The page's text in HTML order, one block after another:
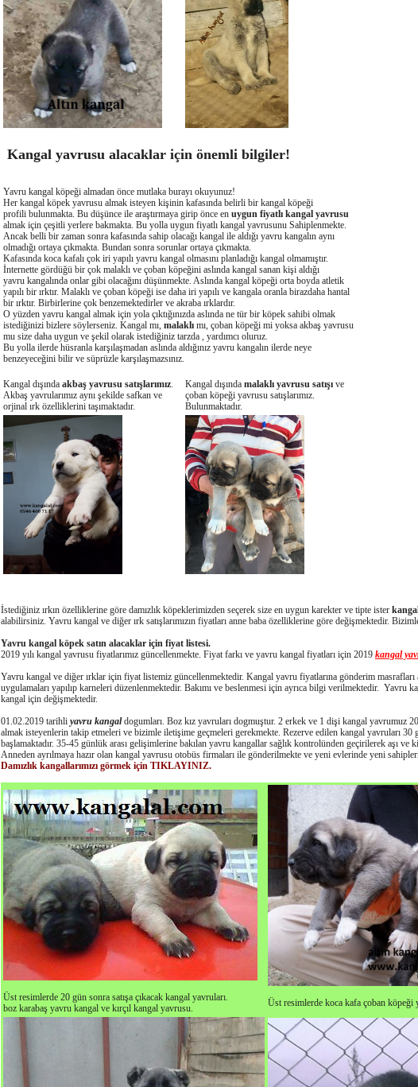
Kangal yavrusu alacaklar için önemli bilgiler!
Yavru kangal köpeği almadan önce mutlaka burayı okuyunuz!
Her kangal köpek yavrusu almak isteyen kişinin kafasında belirli bir kangal köpeği
profili bulunmakta. Bu düşünce ile araştırmaya girip önce en uygun fiyatlı kangal yavrusu
almak için çeşitli yerlere bakmakta. Bu yolla uygun fiyatlı kangal yavrusunu Sahiplenmekte.
Ancak belli bir zaman sonra kafasında sahip olacağı kangal ile aldığı yavru kangalın aynı
olmadığı ortaya çıkmakta. Bundan sonra sorunlar ortaya çıkmakta.
Kafasında koca kafalı çok iri yapılı yavru kangal olmasını planladığı kangal olmamıştır.
İnternette gördüğü bir çok malaklı ve çoban köpeğini aslında kangal sanan kişi aldığı
yavru kangalında onlar gibi olacağını düşünmekte. Aslında kangal köpeği orta boyda atletik
yapılı bir ırktır. Malaklı ve çoban köpeği ise daha iri yapılı ve kangala oranla birazdaha hantal
bir ırktır. Birbirlerine çok benzemektedirler ve akraba ırklardır.
O yüzden yavru kangal almak için yola çıktığınızda aslında ne tür bir köpek sahibi olmak
istediğinizi bizlere söylerseniz. Kangal mı, malaklı mı, çoban köpeği mi yoksa akbaş yavrusu
mu size daha uygun ve şekil olarak istediğiniz tarzda , yardımcı oluruz.
Bu yolla ilerde hüsranla karşılaşmadan aslında aldığınız yavru kangalın ilerde neye
benzeyeceğini bilir ve süprüzle karşılaşmazsınız.
Kangal dışında akbaş yavrusu satışlarımız.
Akbaş yavrularımız aynı şekilde safkan ve
orjinal ırk özelliklerini taşımaktadır.
Kangal dışında malaklı yavrusu satışı ve
çoban köpeği yavrusu satışlarımız.
Bulunmaktadır.
İstediğiniz ırkın özelliklerine göre damızlık köpeklerimizden seçerek size en uygun karekter ve tipte ister
alabilirsiniz. Yavru kangal ve diğer ırk satışlarımızın fiyatları anne baba özelliklerine göre değişmektedir.
Yavru kangal köpek satın alacaklar için fiyat listesi.
2019 yılı kangal yavrusu fiyatlarımız güncellenmekte. Fiyat farkı ve yavru kangal fiyatları için 2019 kangal
Yavru kangal ve diğer ırklar için fiyat listemiz güncellenmektedir. Kangal yavru fiyatlarına gönderim
uygulamaları yapılıp karneleri düzenlenmektedir. Bakımı ve beslenmesi için ayrıca bilgi verilmektedir. Yavru
kangal için değişmektedir.
01.02.2019 tarihli yavru kangaldogumları. Boz kız yavruları dogmuştur. 2 erkek ve 1 dişi kangal yavrumuz
almak isteyenlerin takip etmeleri ve bizimle iletişime geçmeleri gerekmekte. Rezerve edilen kangal yavruları
başlamaktadır. 35-45 günlük arası gelişimlerine bakılan yavru kangallar sağlık kontrolünden geçirilerek aşı ve
Anneden ayrılmaya hazır olan kangal yavrusu otobüs firmaları ile gönderilmekte ve yeni evlerinde yeni
Damızlık kangallarımızı görmek için TIKLAYINIZ.
Üst resimlerde 20 gün sonra satışa çıkacak kangal yavruları.
boz karabaş yavru kangal ve kırçıl kangal yavrusu.
Üst resimlerde koca kafa çoban köpeği